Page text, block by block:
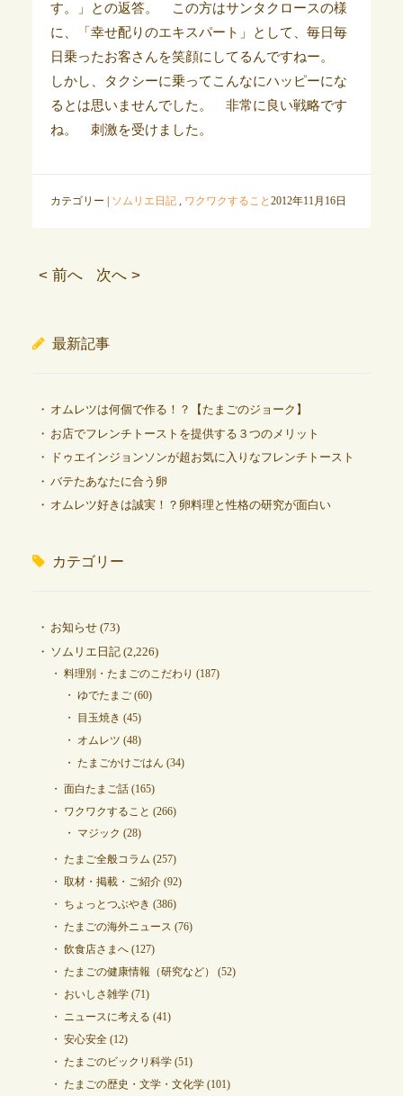
す。」との返答。 この方はサンタクロースの様
に、「幸せ配りのエキスパート」として、毎日毎
日乗ったお客さんを笑顔にしてるんですねー。
しかし、タクシーに乗ってこんなにハッピーにな
るとは思いませんでした。 非常に良い戦略です
ね。 刺激を受けました。
カテゴリー | ソムリエ日記, ワクワクすること 2012年11月16日
< 前へ 次へ >
最新記事
オムレツは何個で作る！？【たまごのジョーク】
お店でフレンチトーストを提供する３つのメリット
ドゥエインジョンソンが超お気に入りなフレンチトースト
バテたあなたに合う卵
オムレツ好きは誠実！？卵料理と性格の研究が面白い
カテゴリー
お知らせ(73)
ソムリエ日記(2,226)
料理別・たまごのこだわり (187)
ゆでたまご(60)
目玉焼き (45)
オムレツ (48)
たまごかけごはん (34)
面白たまご話(165)
ワクワクすること (266)
マジック (28)
たまご全般コラム (257)
取材・掲載・ご紹介(92)
ちょっとつぶやき (386)
たまごの海外ニュース (76)
飲食店さまへ(127)
たまごの健康情報（研究など）
(52)
おいしさ雑学(71)
ニュースに考える (41)
安心安全(12)
たまごのビックリ科学(51)
たまごの歴史・文学・文化学(101)